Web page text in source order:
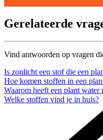
Gerelateerde
Vind antwoorden op vragen
Is zonlicht een stof die een
Hoe komen stoffen in een
Waarom heeft een plant water
Welke stoffen vind je in huis?